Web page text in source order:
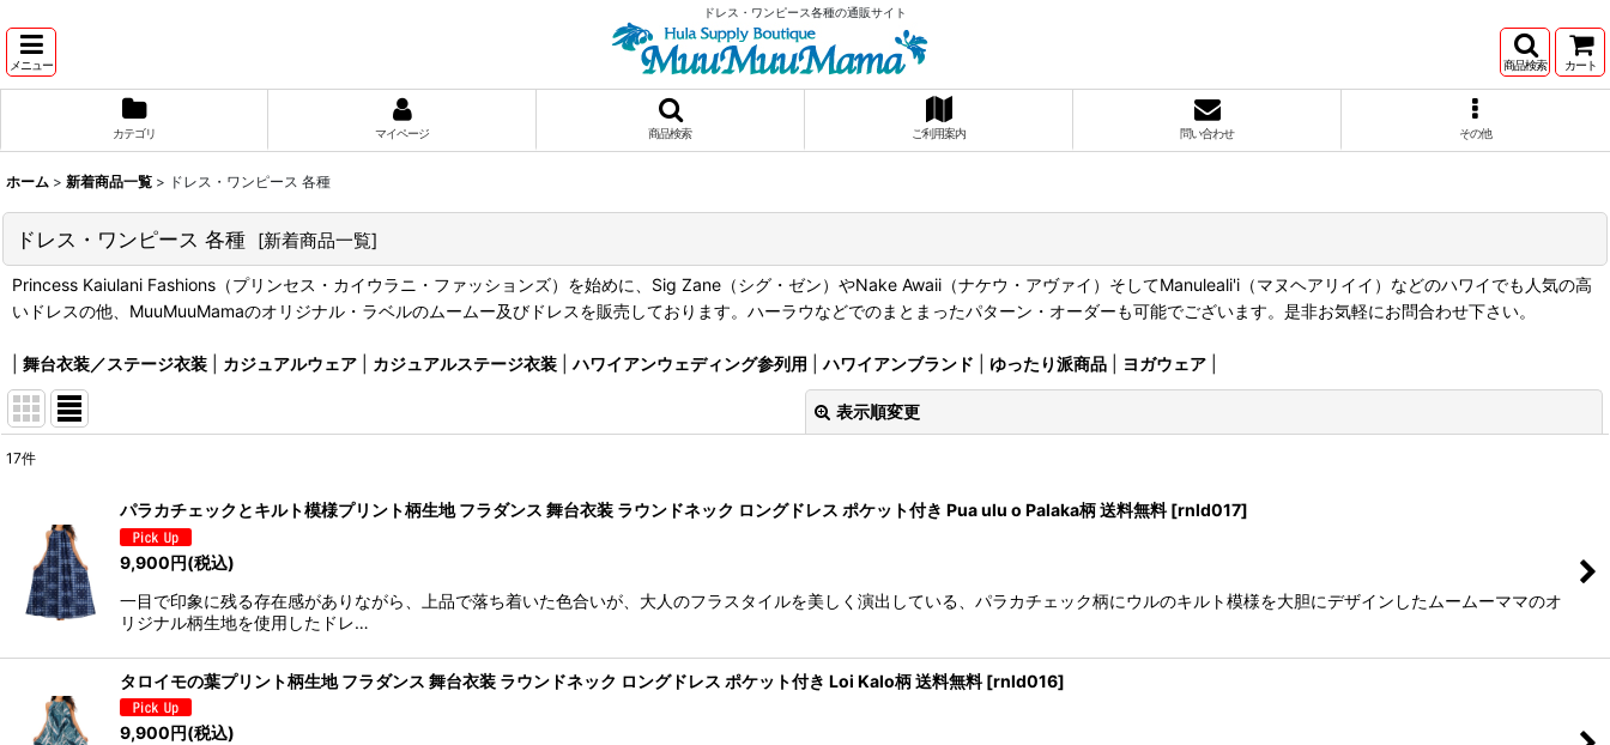
ドレス・ワンピース各種の通販サイト
メニュー 商品検索 カート
カテゴリ マイページ 商品検索 ご利用案内 問い合わせ その他
ホーム > 新着商品一覧 > ドレス・ワンピース 各種
ドレス・ワンピース 各種 [新着商品一覧]
Princess Kaiulani Fashions（プリンセス・カイウラニ・ファッションズ）を始めに、Sig Zane（シグ・ゼン）やNake Awaii（ナケウ・アヴァイ）そしてManuleali'i（マヌヘアリイイ）などのハワイでも人気の高
いドレスの他、MuuMuuMamaのオリジナル・ラベルのムームー及びドレスを販売しております。ハーラウなどでのまとまったパターン・オーダーも可能でございます。是非お気軽にお問合わせ下さい。
舞台衣装／ステージ衣装 カジュアルウェア カジュアルステージ衣装 |ハワイアンウェディング参列用 |ハワイアンブランド ゆったり派商品 ヨガウェア
表示順変更
在庫あり
並び順:
絞り込む
17件
パラカチェックとキルト模様プリント柄生地 フラダンス 舞台衣装 ラウンドネック ロングドレス ポケット付き Pua ulu o Palaka柄 送料無料 [rnld017]
9,900円(税込)
一目で印象に残る存在感がありながら、上品で落ち着いた色合いが、大人のフラスタイルを美しく演出している、パラカチェック柄にウルのキルト模様を大胆にデザインしたムームーママのオ
リジナル柄生地を使用したドレ…
タロイモの葉プリント柄生地 フラダンス 舞台衣装 ラウンドネック ロングドレス ポケット付き Loi Kalo柄 送料無料 [rnld016]
9,900円(税込)